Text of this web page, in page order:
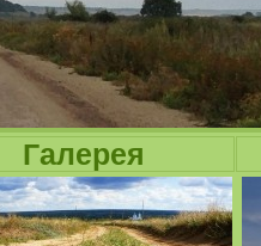
Галерея